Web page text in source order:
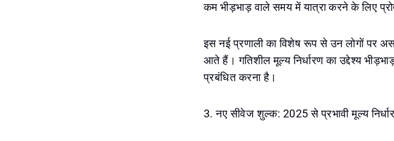
कम भीड़भाड़ वाले समय में यात्रा करने के लिए
इस नई प्रणाली का विशेष रूप से उन लोगों पर
आते हैं। गतिशील मूल्य निर्धारण का उद्देश्य
प्रबंधित करना है।
3. नए सीवेज शुल्क: 2025 से प्रभावी मूल्य